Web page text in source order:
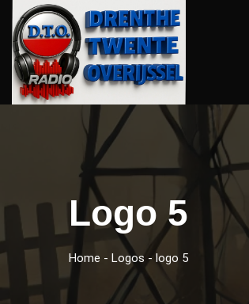
Logo 5
Home - Logos -logo 5